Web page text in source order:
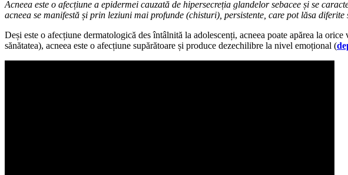
Acneea este o afecțiune a epidermei cauzată de hipersecreția glandelor sebacee și se
acneea se manifestă și prin leziuni mai profunde (chisturi), persistente, care pot lăsa diferite
Deși este o afecțiune dermatologică des întâlnită la adolescenți, acneea poate apărea la
sănătatea), acneea este o afecțiune supărătoare și produce dezechilibre la nivel emoțional (